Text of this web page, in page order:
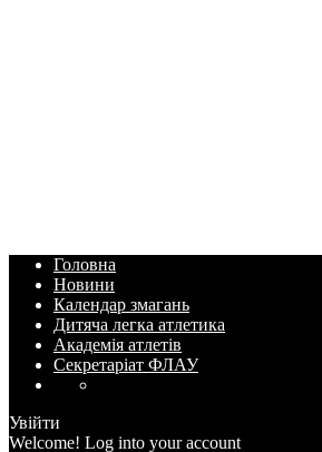
Головна
Новини
Календар змагань
Дитяча легка атлетика
Академія атлетів
Секретаріат ФЛАУ
Увійти
Welcome! Log into your account